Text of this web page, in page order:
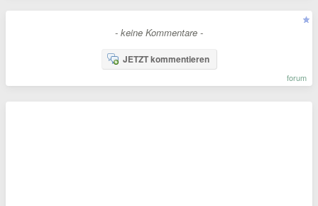
- keine Kommentare -
JETZT kommentieren
forum